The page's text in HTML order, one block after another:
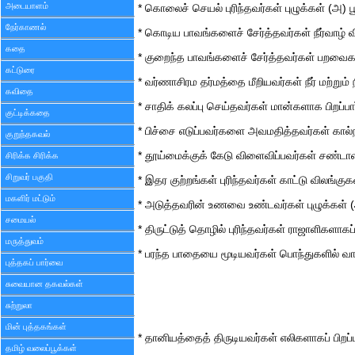
அடையாளம்
நேர்காணல்
கதை
கட்டுரை
கவிதை
குட்டிக்கதை
குறுந்தகவல்
சிரிக்க சிரிக்க
சிறுவர் பகுதி
மகளிர் மட்டும்
சமையல்
மருத்துவம்
புத்தகப் பார்வை
சுவையான தகவல்கள்
சுற்றுலா
மின் புத்தகங்கள்
தமிழ் வலைப்பூக்கள்
* கொலைச் செயல் புரிந்தவர்கள் புழுக்கள் (அ)
* கொடிய பாவங்களைச் சேர்த்தவர்கள் நீர்வாழ்
* குறைந்த பாவங்களைச் சேர்த்தவர்கள்
* வர்ணாசிரம தர்மத்தை மீறியவர்கள் நீர் மற்றும்
* சாதிக் கலப்பு செய்தவர்கள் மான்களாக
* பிச்சை எடுப்பவர்களை அவமதித்தவர்கள்
* தூய்மைக்குக் கேடு விளைவிப்பவர்கள்
* இதர குற்றங்கள் புரிந்தவர்கள் காட்டு
* அடுத்தவரின் உணவை உண்டவர்கள் புழுக்கள்
* திருட்டுத் தொழில் புரிந்தவர்கள்
* பரந்த பாதையை மூடியவர்கள் பொந்துகளில்
* தானியத்தைத் திருடியவர்கள் எலிகளாகப்